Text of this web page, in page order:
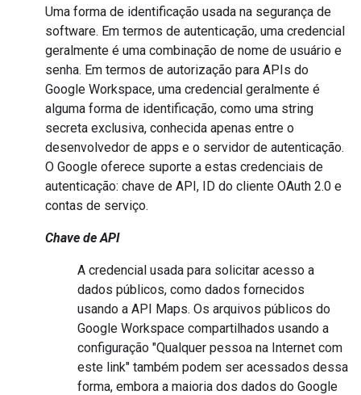
Uma forma de identificação usada na segurança de
software. Em termos de autenticação, uma credencial
geralmente é uma combinação de nome de usuário e
senha. Em termos de autorização para APIs do
Google Workspace, uma credencial geralmente é
alguma forma de identificação, como uma string
secreta exclusiva, conhecida apenas entre o
desenvolvedor de apps e o servidor de autenticação.
O Google oferece suporte a estas credenciais de
autenticação: chave de API, ID do cliente OAuth 2.0 e
contas de serviço.
Chave de API
A credencial usada para solicitar acesso a
dados públicos, como dados fornecidos
usando a API Maps. Os arquivos públicos do
Google Workspace compartilhados usando a
configuração "Qualquer pessoa na Internet com
este link" também podem ser acessados dessa
forma, embora a maioria dos dados do Google